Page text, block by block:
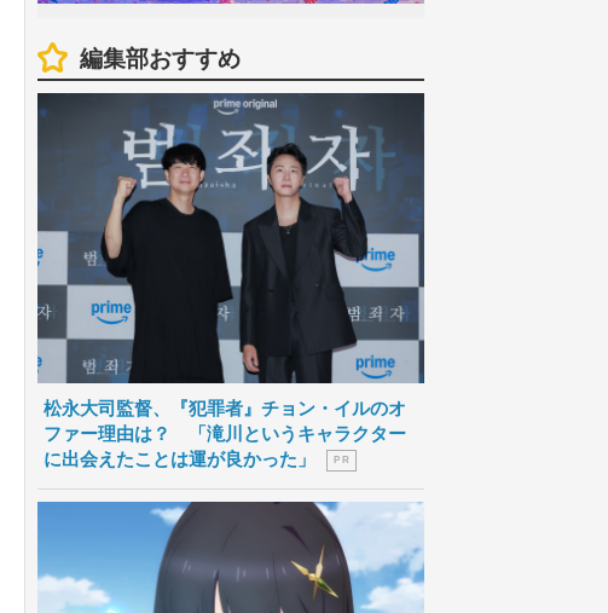
編集部おすすめ
松永大司監督、『犯罪者』チョン・イルのオ
ファー理由は？ 「滝川というキャラクター
に出会えたことは運が良かった」
P R